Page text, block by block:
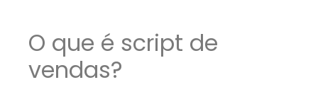
O que é script de
vendas?